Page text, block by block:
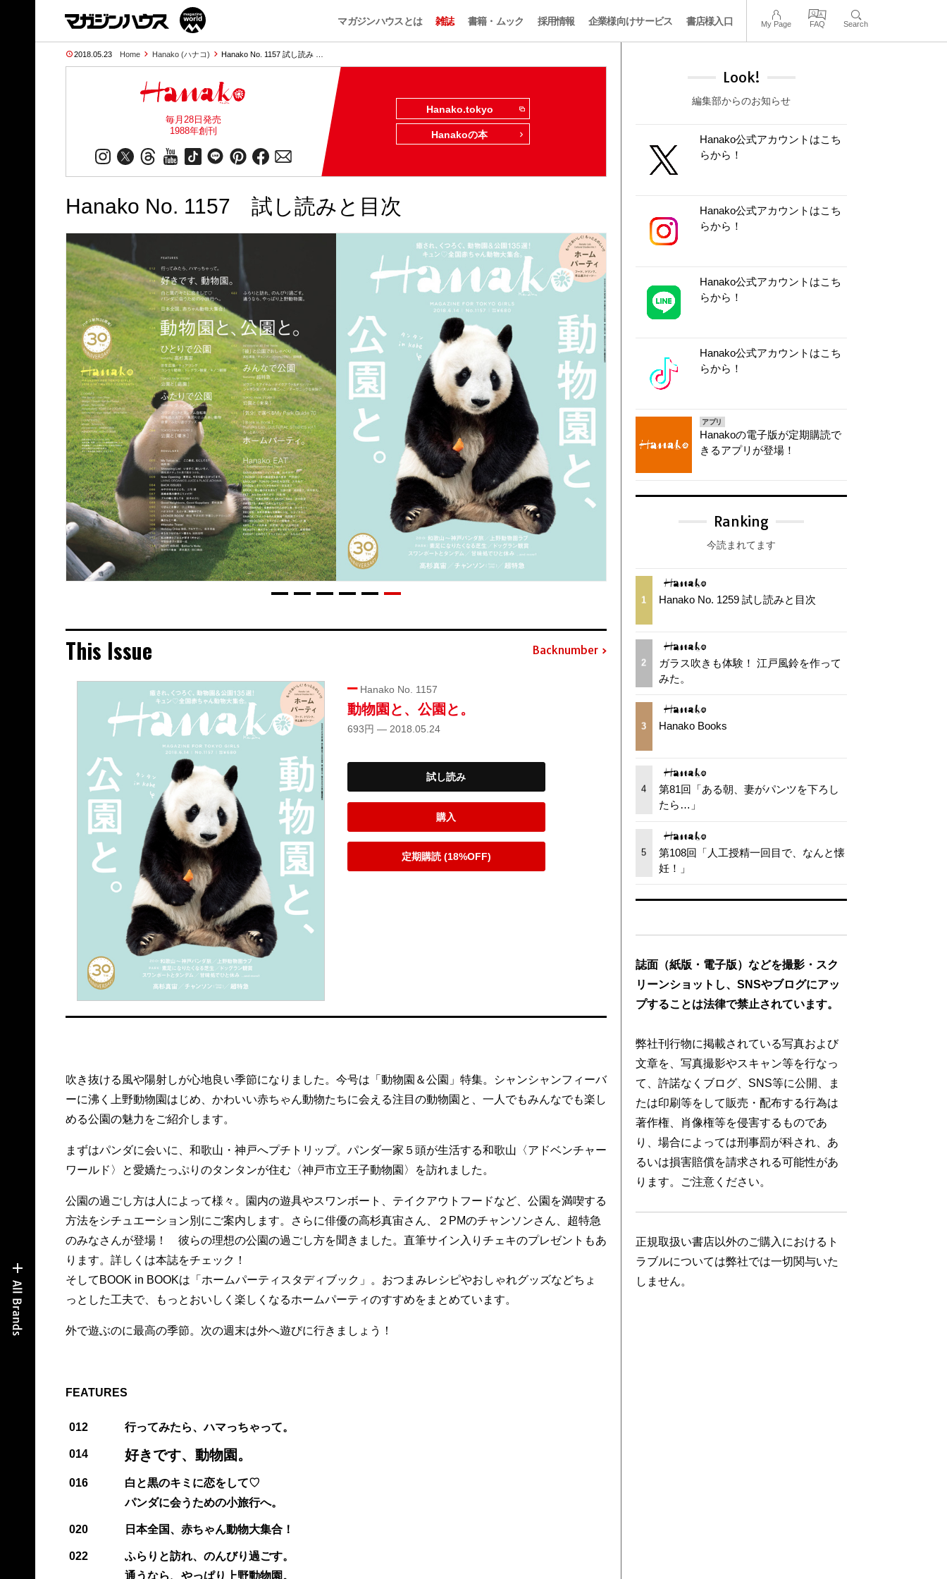
マガジンハウスとは 雑誌 書籍・ムック 採用情報 企業様向けサービス 書店様入口 My Page FAQ Search
2018.05.23 Home Hanako (ハナコ) Hanako No. 1157 試し読み …
毎月28日発売
1988年創刊
Hanako.tokyo
Hanakoの本
Hanako No. 1157 試し読みと目次
This Issue Backnumber
Hanako No. 1157
動物園と、公園と。
693円 — 2018.05.24
試し読み
購入
定期購読 (18%OFF)
吹き抜ける風や陽射しが心地良い季節になりました。今号は「動物園＆公園」特集。シャンシャンフィーバ
ーに沸く上野動物園はじめ、かわいい赤ちゃん動物たちに会える注目の動物園と、一人でもみんなでも楽し
める公園の魅力をご紹介します。
まずはパンダに会いに、和歌山・神戸へプチトリップ。パンダ一家５頭が生活する和歌山〈アドベンチャー
ワールド〉と愛嬌たっぷりのタンタンが住む〈神戸市立王子動物園〉を訪れました。
公園の過ごし方は人によって様々。園内の遊具やスワンボート、テイクアウトフードなど、公園を満喫する
方法をシチュエーション別にご案内します。さらに俳優の高杉真宙さん、２PMのチャンソンさん、超特急
のみなさんが登場！ 彼らの理想の公園の過ごし方を聞きました。直筆サイン入りチェキのプレゼントもあ
ります。詳しくは本誌をチェック！
そしてBOOK in BOOKは「ホームパーティスタディブック」。おつまみレシピやおしゃれグッズなどちょ
っとした工夫で、もっとおいしく楽しくなるホームパーティのすすめをまとめています。
外で遊ぶのに最高の季節。次の週末は外へ遊びに行きましょう！
FEATURES
012 行ってみたら、ハマっちゃって。
014 好きです、動物園。
016
白と黒のキミに恋をして♡
パンダに会うための小旅行へ。
020 日本全国、赤ちゃん動物大集合！
022
ふらりと訪れ、のんびり過ごす。
通うなら、やっぱり上野動物園。
Look!
編集部からのお知らせ
Hanako公式アカウントはこち
らから！
Hanako公式アカウントはこち
らから！
Hanako公式アカウントはこち
らから！
Hanako公式アカウントはこち
らから！
アプリ
Hanakoの電子版が定期購読で
きるアプリが登場！
Ranking
今読まれてます
1 Hanako No. 1259 試し読みと目次
2
ガラス吹きも体験！ 江戸風鈴を作って
みた。
3 Hanako Books
4
第81回「ある朝、妻がパンツを下ろし
たら…」
5
第108回「人工授精一回目で、なんと懐
妊！」
誌面（紙版・電子版）などを撮影・スク
リーンショットし、SNSやブログにアッ
プすることは法律で禁止されています。
弊社刊行物に掲載されている写真および
文章を、写真撮影やスキャン等を行なっ
て、許諾なくブログ、SNS等に公開、ま
たは印刷等をして販売・配布する行為は
著作権、肖像権等を侵害するものであ
り、場合によっては刑事罰が科され、あ
るいは損害賠償を請求される可能性があ
ります。ご注意ください。
正規取扱い書店以外のご購入におけるト
ラブルについては弊社では一切関与いた
しません。